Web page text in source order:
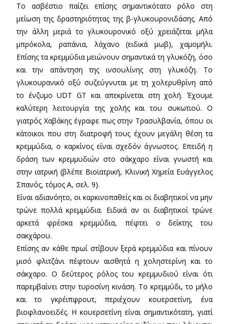
Το ασβέστιο παίζει επίσης σημαντικότατο ρόλο στη
μείωση της δραστηριότητας της β-γλυκουρονιδάσης. Από
την άλλη μεριά το γλυκουρονικό οξύ χρειάζεται μήλα
μπρόκολα, ραπάνια, λάχανο (ειδικά μωβ), χαμομήλι.
Επίσης τα κρεμμύδια μειώνουν σημαντικά τη γλυκόζη, όσο
και την απάντηση της ινσουλίνης στη γλυκόζη. Το
γλυκουρανικό οξύ συζεύγνυται με τη χολερυθρίνη από
το ένζυμο UDT GT και απεκρίνεται στη χολή. Έχουμε
καλύτερη λειτουργία της χολής και του συκωτιού. Ο
γιατρός Χαβάκης έγραφε πως στην Τρασυλβανία, όπου οι
κάτοικοι που στη διατροφή τους έχουν μεγάλη θέση τα
κρεμμύδια, ο καρκίνος είναι σχεδόν άγνωστος. Επειδή η
δράση των κρεμμυδιών στο σάκχαρο είναι γνωστή και
στην ιατρική (βλέπε Βιοϊατρική, Κλινική Χημεία Ευάγγελος
Σπανός, τόμος Α, σελ. 9).
Είναι αδιανόητο, οι καρκινοπαθείς και οι διαβητικοί να μην
τρώνε πολλά κρεμμύδια. Ειδικά αν οι διαβητικοί τρώνε
αρκετά φρέσκα κρεμμύδια, πέφτει ο δείκτης του
σακχάρου.
Επίσης αν κάθε πρωί στίβουν ξερά κρεμμύδια και πίνουν
μισό φλιτζάνι πέφτουν αισθητά η χοληστερίνη και το
σάκχαρο. Ο δεύτερος ρόλος του κρεμμυδιού είναι ότι
παρεμβαίνει στην τυροσίνη κινάση. Το κρεμμύδι, το μήλο
και το γκρέιπφρουτ, περιέχουν κουερσετίνη, ένα
βιοφλανοειδές. Η κουερσετίνη είναι σημαντικότατη, γιατί